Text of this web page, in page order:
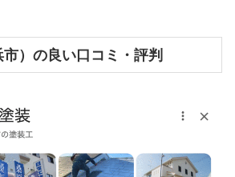
）の良い口コミ・評判